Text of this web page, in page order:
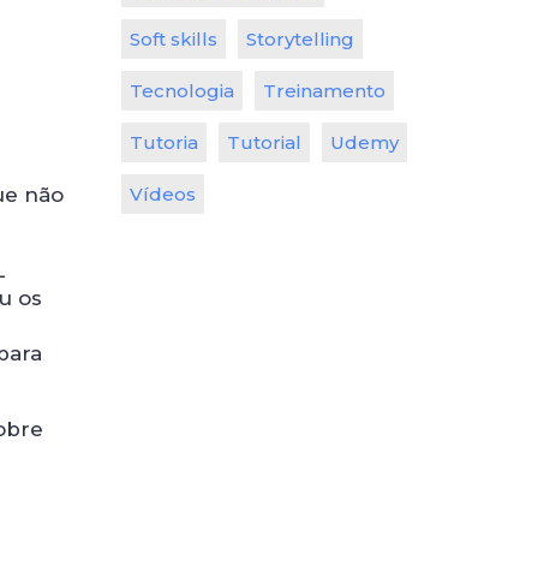
não
os
Soft skills Storytelling
Tecnologia Treinamento
Tutoria Tutorial Udemy
Vídeos